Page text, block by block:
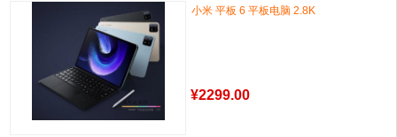
小米 平板 6 平板电脑 2.8K
¥2299.00